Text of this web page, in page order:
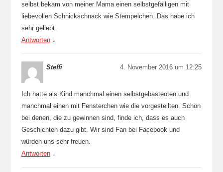
selbst bekam von meiner Mama einen selbstgefälligen mit
liebevollen Schnickschnack wie Stempelchen. Das habe ich
sehr geliebt.
Antworten ↓
Steffi 4. November 2016 um 12:25
Ich hatte als Kind manchmal einen selbstgebasteöten und
manchmal einen mit Fensterchen wie die vorgestellten. Schön
bei denen, die zu gewinnen sind, finde ich, dass es auch
Geschichten dazu gibt. Wir sind Fan bei Facebook und
würden uns sehr freuen.
Antworten ↓